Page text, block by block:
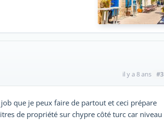
il y a 8 ans #3
que je peux faire de partout et ceci prépare
de propriété sur chypre côté turc car niveau